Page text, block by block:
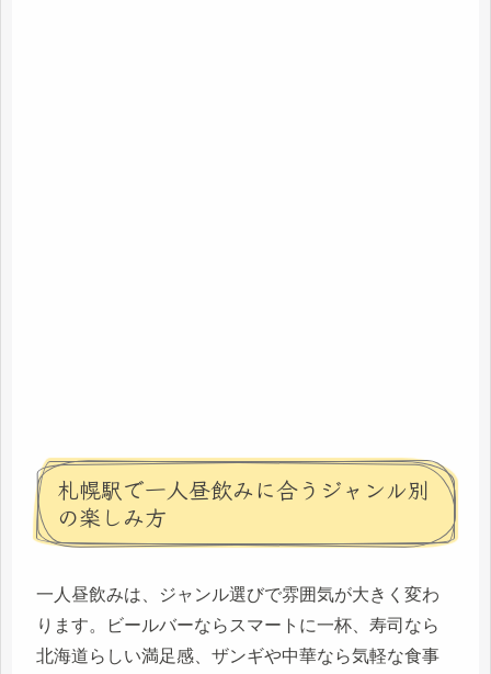
札幌駅で一人昼飲みに合うジャンル別
の楽しみ方
一人昼飲みは、ジャンル選びで雰囲気が大きく変わ
ります。ビールバーならスマートに一杯、寿司なら
北海道らしい満足感、ザンギや中華なら気軽な食事